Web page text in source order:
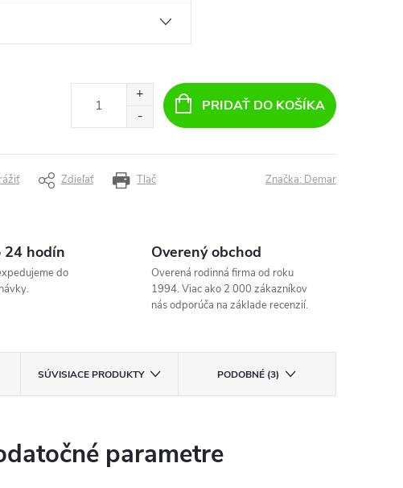
PRIDAŤ DO KOŠÍKA
Tlač
Zdieľať Značka: Demar
24 hodín
do
Overený obchod
Overená rodinná firma od roku
1994. Viac ako 2 000 zákazníkov
nás odporúča na základe recenzií.
SÚVISIACE PRODUKTY PODOBNÉ (3)
parametre